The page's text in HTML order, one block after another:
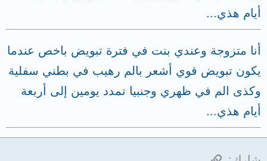
أيام هذي...
أنا متزوجة وعندي بنت في فترة تبويض باخص عندما
يكون تبويض قوي أشعر بالم رهيب في بطني سفلية
وكذى الم في ظهري وجنبيا تمدد يومين إلى أربعة
أيام هذي...